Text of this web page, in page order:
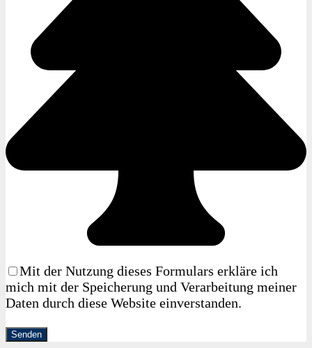
Mit der Nutzung dieses Formulars erkläre ich
mich mit der Speicherung und Verarbeitung meiner
Daten durch diese Website einverstanden.